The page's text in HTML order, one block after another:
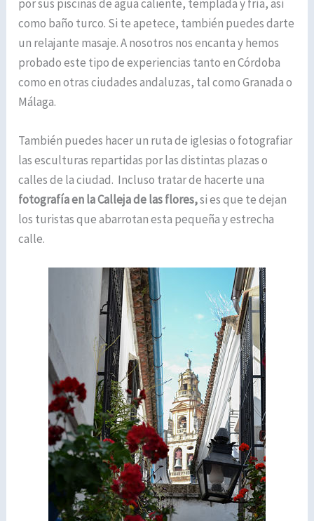
por sus piscinas de agua caliente, templada y fría, así
como baño turco. Si te apetece, también puedes darte
un relajante masaje. A nosotros nos encanta y hemos
probado este tipo de experiencias tanto en Córdoba
como en otras ciudades andaluzas, tal como Granada o
Málaga.
También puedes hacer un ruta de iglesias o fotografiar
las esculturas repartidas por las distintas plazas o
calles de la ciudad. Incluso tratar de hacerte una
fotografía en la Calleja de las flores,si es que te dejan
los turistas que abarrotan esta pequeña y estrecha
calle.